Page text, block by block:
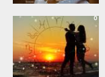
0